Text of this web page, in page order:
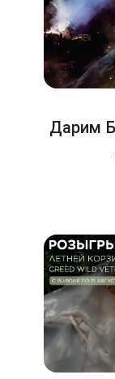
Дарим